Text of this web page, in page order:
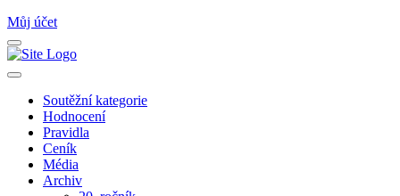
Můj účet
Soutěžní kategorie
Hodnocení
Pravidla
Ceník
Média
Archiv